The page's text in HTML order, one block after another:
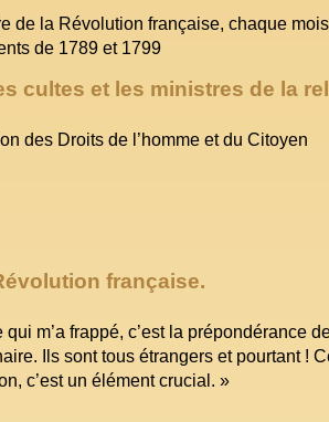
de la Révolution française, chaque
de 1789 et 1799
cultes et les ministres de la
des Droits de l’homme et du Citoyen
française.
qui m’a frappé, c’est la prépondérance
Ils sont tous étrangers et pourtant !
c’est un élément crucial. »